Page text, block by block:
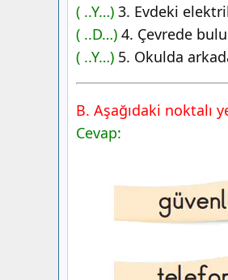
( ..Y…) 3. Evdeki
( ..D…) 4. Çevrede
( ..Y…) 5. Okulda
B. Aşağıdaki noktalı
Cevap: